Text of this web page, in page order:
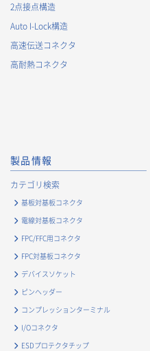
当社が取得する個人情報の利
は、次の利用目的を、関連性
囲で変更することがあり、変
お客様に対する当社製
お客様に対するキャン
等、お客様へのサービ
・
お客様の情報管理のため
・
お客様との取引の進捗状
・
お客様に対してアンケー
・
お客様からのお問合せに
・
マーケティング調査及び
お取引先および業務上関係
る個人情報
・
お問い合わせ対応、商談
・
契約の履行または事業上
2点接点構造
Auto I-Lock構造
高速伝送コネクタ
高耐熱コネクタ
製品情報
カテゴリ検索
基板対基板コネクタ
電線対基板コネクタ
FPC/FFC用コネクタ
FPC対基板コネクタ
デバイスソケット
ピンヘッダー
コンプレッションターミナル
I/Oコネクタ
ESDプロテクタチップ